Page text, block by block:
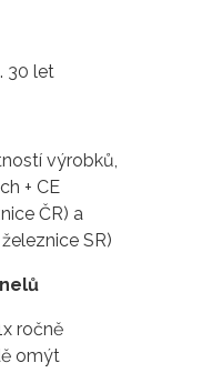
30 let
výrobků,
+ CE
ČR) a
SR)
ročně
omýt